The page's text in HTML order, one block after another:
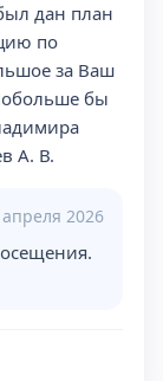
дан план
по
за Ваш
бы
А. В.
2026